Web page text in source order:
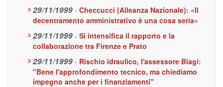
29/11/1999 - Checcucci (Alleanza Nazionale): «Il
decentramento amministrativo è una cosa seria»
29/11/1999 - Si intensifica il rapporto e la
collaborazione tra Firenze e Prato
29/11/1999 - Rischio idraulico, l'assessore Biagi:
"Bene l'approfondimento tecnico, ma chiediamo
impegno anche per i finanziamenti"